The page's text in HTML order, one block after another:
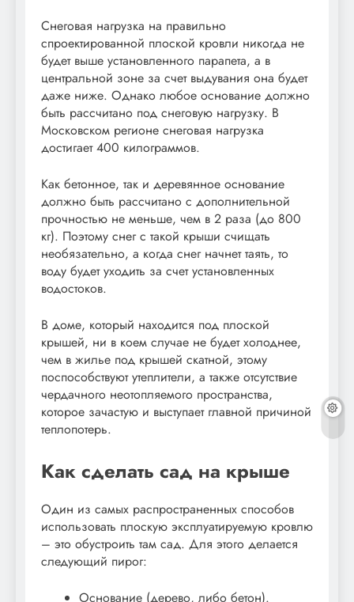
Снеговая нагрузка на правильно
спроектированной плоской кровли никогда не
будет выше установленного парапета, а в
центральной зоне за счет выдувания она будет
даже ниже. Однако любое основание должно
быть рассчитано под снеговую нагрузку. В
Московском регионе снеговая нагрузка
достигает 400 килограммов.
Как бетонное, так и деревянное основание
должно быть рассчитано с дополнительной
прочностью не меньше, чем в 2 раза (до 800
кг). Поэтому снег с такой крыши счищать
необязательно, а когда снег начнет таять, то
воду будет уходить за счет установленных
водостоков.
В доме, который находится под плоской
крышей, ни в коем случае не будет холоднее,
чем в жилье под крышей скатной, этому
поспособствуют утеплители, а также отсутствие
чердачного неотопляемого пространства,
которое зачастую и выступает главной причиной
теплопотерь.
Как сделать сад на крыше
Один из самых распространенных способов
использовать плоскую эксплуатируемую кровлю
– это обустроить там сад. Для этого делается
следующий пирог:
Основание (дерево, либо бетон).